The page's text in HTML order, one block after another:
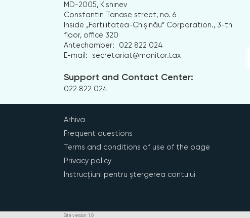
MD-2005, Kishinev
Constantin Tanase street, no. 6
Inside „Fertilitatea-Chișinău” Corporation., 3-th
floor, office 320
Antechamber:
022 822 024
E-mail:
secretariat@monitor.tax
Support and Contact Center:
022 822 024
Arhiva
Frequent questions
Terms and conditions of use of the page
Privacy policy
Instrucțiuni pentru ștergerea contului
Site version: 1.0